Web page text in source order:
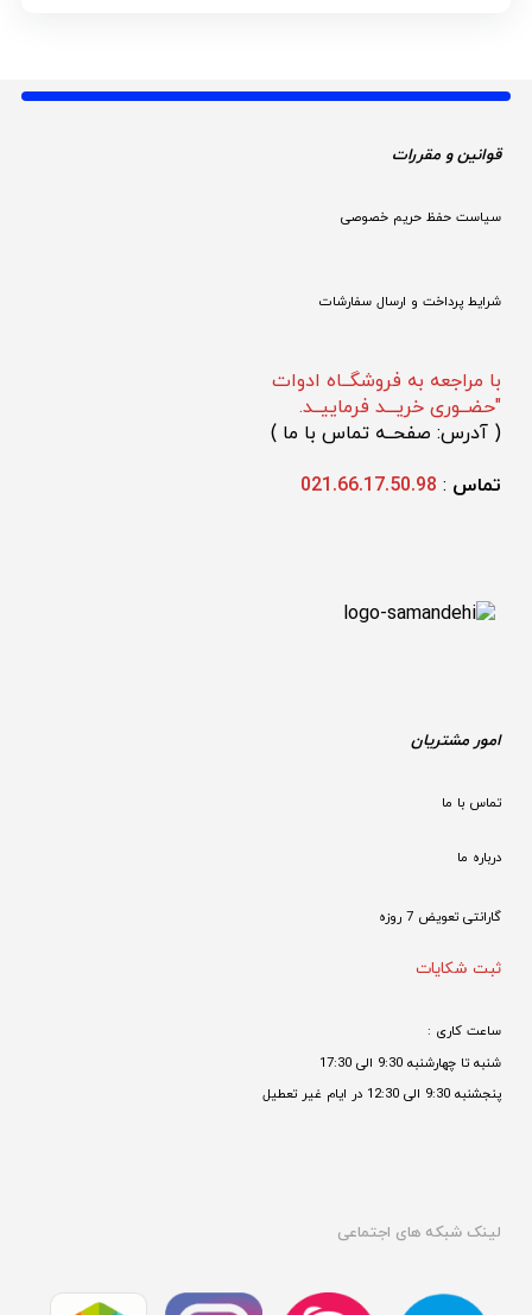
قوانین و مقررات
سیاست حفظ حریم خصوصی
شرایط پرداخت و ارسال سفارشات
با مراجعه به فروشگــاه ادوات
"حضــوری خریـــد فرماییــد.
( آدرس: صفحــه تماس با ما )
تماس :
021.66.17.50.98
امور مشتریان
تماس با ما
درباره ما
گارانتی تعویض 7 روزه
ثبت شکایات
ساعت کاری :
شنبه تا چهارشنبه 9:30 الی 17:30
پنجشنبه 9:30 الی 12:30 در ایام غیر تعطیل
لینک شبکه های اجتماعی